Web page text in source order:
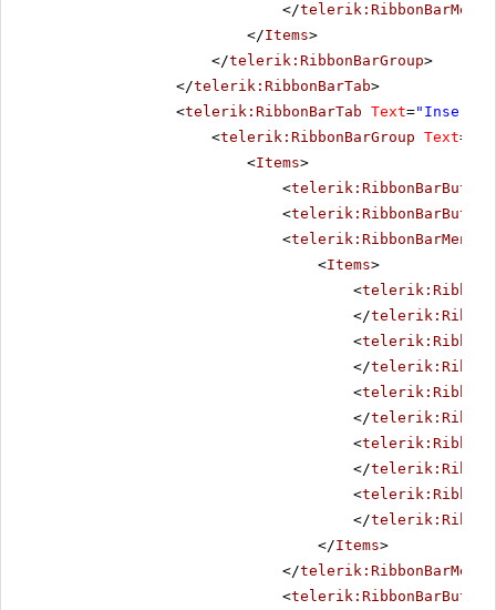
</telerik:RibbonBarMenu
</Items>
</telerik:RibbonBarGroup>
</telerik:RibbonBarTab>
<telerik:RibbonBarTab Text="Insert"
<telerik:RibbonBarGroup Text=
<Items>
<telerik:RibbonBarButton
<telerik:RibbonBarButton
<telerik:RibbonBarMenu
<Items>
<
</
<
</
<
</
<
</
<
</
</Items>
</telerik:RibbonBarMenu
<telerik:RibbonBarButton